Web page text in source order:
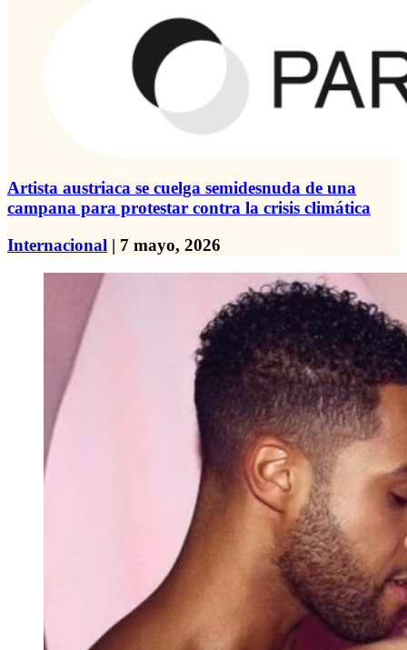
Artista austriaca se cuelga semidesnuda de una
campana para protestar contra la crisis climática
Internacional | 7 mayo, 2026